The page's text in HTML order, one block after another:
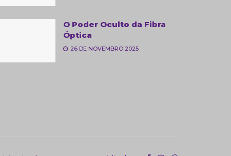
O Poder Oculto da Fibra
Óptica
26 DE NOVEMBRO 2025